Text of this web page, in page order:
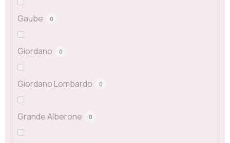
Gaube 0
Giordano 0
Giordano Lombardo 0
Grande Alberone 0